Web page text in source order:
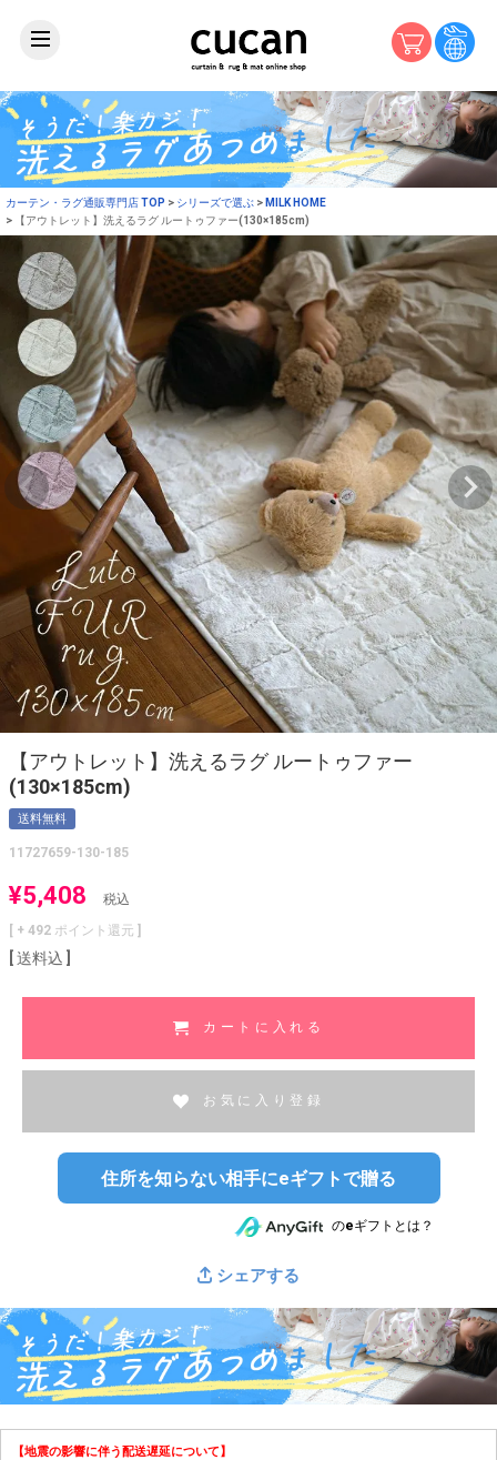
カーテン・ラグ通販専門店 TOP シリーズで選ぶ
MILK HOME
【アウトレット】洗えるラグ ルートゥファー(130×185cm)
【アウトレット】洗えるラグ ルートゥファー
(130×185cm)
送料無料
11727659-130-185
¥5,408
税込
[ + 492 ポイント還元 ]
送料込
カートに入れる
お気に入り登録
住所を知らない相手にeギフトで贈る
のeギフトとは？
シェアする
【地震の影響に伴う配送遅延について】